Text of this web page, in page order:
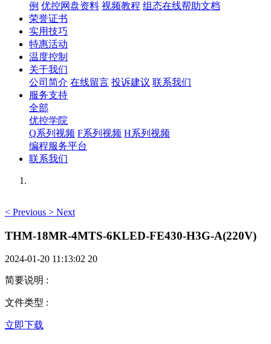
例 优控网盘资料 视频教程 组态在线帮助文档
荣誉证书
实用技巧
特惠活动
温度控制
关于我们
公司简介 在线留言 投诉建议 联系我们
服务支持
全部
优控学院
Q系列视频 F系列视频 H系列视频
编程服务平台
联系我们
< Previous > Next
THM-18MR-4MTS-6KLED-FE430-H3G-A(220V)
2024-01-20 11:13:02 20
简要说明 :
文件类型 :
立即下载